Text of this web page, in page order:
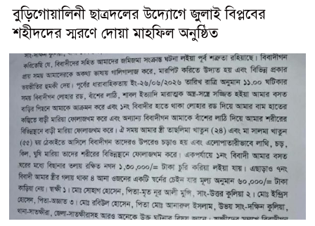
বুড়িগোয়ালিনী ছাত্রদলের উদ্যোগে জুলাই বিপ্লবের
শহীদদের স্মরণে দোয়া মাহফিল অনুষ্ঠিত